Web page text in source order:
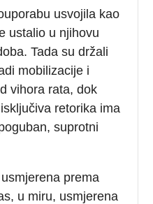
usvojila kao
ustalio u njihovu
Tada su držali
mobilizacije i
vihora rata, dok
retorika ima
suprotni
prema
u miru, usmjerena